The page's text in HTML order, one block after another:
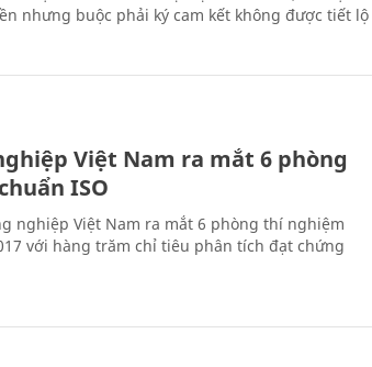
nhưng buộc phải ký cam kết không được tiết lộ
Việt Nam ra mắt 6 phòng
ISO
nghiệp Việt Nam ra mắt 6 phòng thí nghiệm
với hàng trăm chỉ tiêu phân tích đạt chứng